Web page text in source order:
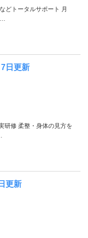
どトータルサポート 月
日更新
研修 柔整・身体の見方を
更新